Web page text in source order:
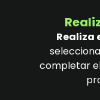
Realiza
completar